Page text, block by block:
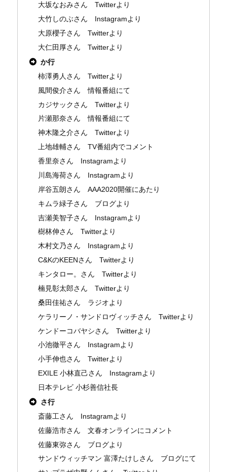
大坂なおみさん Twitterより
大竹しのぶさん Instagramより
大原櫻子さん Twitterより
大仁田厚さん Twitterより
か行
柿澤勇人さん Twitterより
風間俊介さん 情報番組にて
カジサックさん Twitterより
片瀬那奈さん 情報番組にて
神木隆之介さん Twitterより
上地雄輔さん TV番組内でコメント
香里奈さん Instagramより
川島海荷さん Instagramより
岸谷五朗さん AAA2020開催にあたり
キムラ緑子さん ブログより
吉瀬美智子さん Instagramより
樹林伸さん Twitterより
木村文乃さん Instagramより
C&KのKEENさん Twitterより
キンタロー。さん Twitterより
楠見彰太郎さん Twitterより
桑田佳祐さん ラジオより
ケラリーノ・サンドロヴィッチさん Twitterより
ケンドーコバヤシさん Twitterより
小池徹平さん Instagramより
小手伸也さん Twitterより
EXILE 小林直己さん Instagramより
日本テレビ 小杉善信社長
さ行
斎藤工さん Instagramより
佐藤浩市さん 文春オンラインにコメント
佐藤東弥さん ブログより
サンドウィッチマン 富澤たけしさん ブログにて